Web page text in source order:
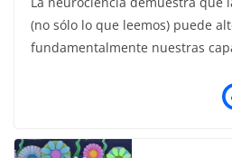
(no sólo lo que leemos) puede
fundamentalmente nuestras